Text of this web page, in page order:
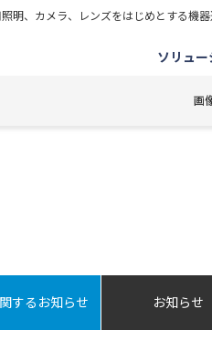
明、カメラ、レンズをはじめとする機
ソリュ
画
するお知らせ お知らせ